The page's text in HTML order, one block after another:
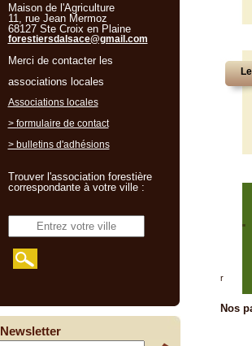
"
r
Nos
Maison de l'Agriculture
11, rue Jean Mermoz
68127 Ste Croix en Plaine
forestiersdalsace@gmail.com
Merci de contacter les
associations locales
Associations locales
> formulaire de contact
> bulletins d'adhésions
Trouver l'association forestière
correspondante à votre ville :
Newsletter